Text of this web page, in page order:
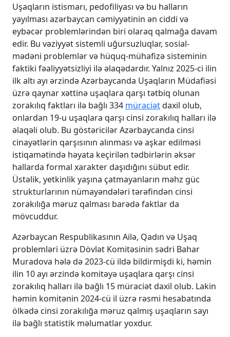
Uşaqların istismarı, pedofiliyası və bu halların
yayılması azərbaycan cəmiyyətinin ən ciddi və
eybəcər problemlərindən biri olaraq qalmağa davam
edir. Bu vəziyyət sistemli uğursuzluqlar, sosial-
mədəni problemlər və hüquq-mühafizə sisteminin
faktiki fəaliyyətsizliyi ilə əlaqədardır. Yalnız 2025-ci ilin
ilk altı ayı ərzində Azərbaycanda Uşaqların Müdafiəsi
üzrə qaynar xəttinə uşaqlara qarşı tətbiq olunan
zorakılıq faktları ilə bağlı 334 müraciətdaxil olub,
onlardan 19-u uşaqlara qarşı cinsi zorakılıq halları ilə
əlaqəli olub. Bu göstəricilər Azərbaycanda cinsi
cinayətlərin qarşısının alınması və aşkar edilməsi
istiqamətində həyata keçirilən tədbirlərin əksər
hallarda formal xarakter daşıdığını sübut edir.
Üstəlik, yetkinlik yaşına çatmayanların məhz güc
strukturlarının nümayəndələri tərəfindən cinsi
zorakılığa məruz qalması barədə faktlar da
mövcuddur.
Azərbaycan Respublikasının Ailə, Qadın və Uşaq
problemləri üzrə Dövlət Komitəsinin sədri Bahar
Muradova hələ də 2023-cü ildə bildirmişdi ki, həmin
ilin 10 ayı ərzində komitəyə uşaqlara qarşı cinsi
zorakılıq halları ilə bağlı 15 müraciət daxil olub. Lakin
həmin komitənin 2024-cü il üzrə rəsmi hesabatında
ölkədə cinsi zorakılığa məruz qalmış uşaqların sayı
ilə bağlı statistik məlumatlar yoxdur.